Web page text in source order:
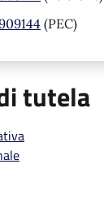
(PEC)
tutela